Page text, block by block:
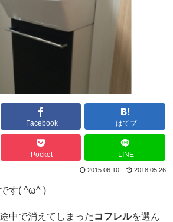
Facebook はてブ
Pocket LINE
2015.06.10 2018.05.26
す( ^ω^ )
中で消えてしまった コフレルを選ん